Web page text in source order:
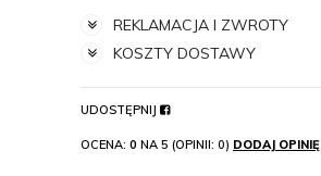
REKLAMACJA I ZWROTY
KOSZTY DOSTAWY
UDOSTĘPNIJ
OCENA: 0 NA 5 (OPINII: 0) DODAJ OPINIĘ